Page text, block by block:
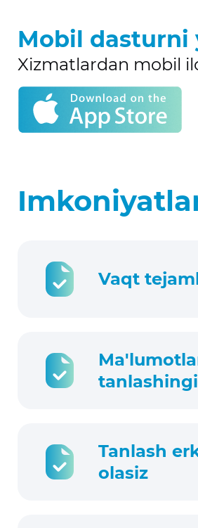
Mobil dasturni
Xizmatlardan mobil
Vaqt
Tanlash
olasiz